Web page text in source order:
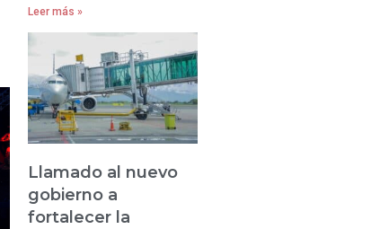
Leer más »
Llamado al nuevo
gobierno a
fortalecer la